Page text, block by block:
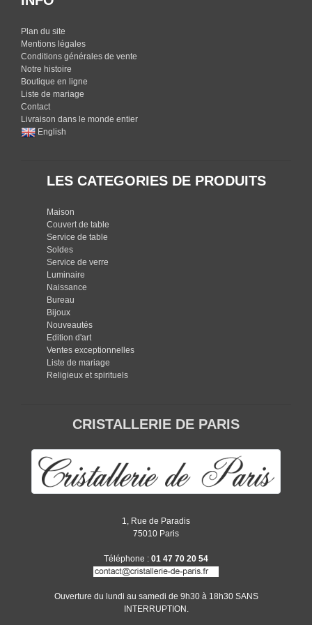
Plan du site
Mentions légales
Conditions générales de vente
Notre histoire
Boutique en ligne
Liste de mariage
Contact
Livraison dans le monde entier
English
LES CATEGORIES DE PRODUITS
Maison
Couvert de table
Service de table
Soldes
Service de verre
Luminaire
Naissance
Bureau
Bijoux
Nouveautés
Edition d'art
Ventes exceptionnelles
Liste de mariage
Religieux et spirituels
CRISTALLERIE DE PARIS
1, Rue de Paradis
75010 Paris
Téléphone : 01 47 70 20 54
Ouverture du lundi au samedi de 9h30 à 18h30 SANS
INTERRUPTION.